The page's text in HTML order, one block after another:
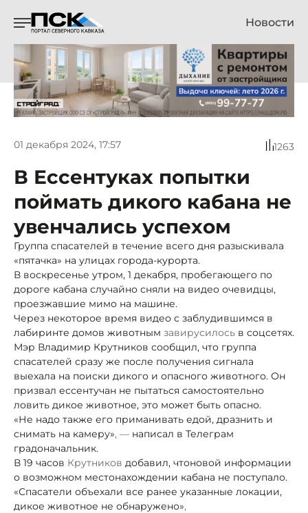
Новости
01 декабря 2024, 17:57 1263
В Ессентуках попытки
поймать дикого кабана не
увенчались успехом
Группа спасателей в течение всего дня разыскивала
«пятачка» на улицах города-курорта.
В воскресенье утром, 1 декабря, пробегающего по
дороге кабана случайно сняли на видео очевидцы,
проезжавшие мимо на машине.
Через некоторое время видео с заблудившимся в
лабиринте домов животным завирусилось в соцсетях.
Мэр Владимир Крутников сообщил, что группа
спасателей сразу же после получения сигнала
выехала на поиски дикого и опасного животного. Он
призвал ессентучан не пытаться самостоятельно
ловить дикое животное, это может быть опасно.
«Не надо также его приманивать едой, дразнить и
снимать на камеру», — написал в Телеграм
градоначальник.
В 19 часов Крутников добавил, чтоновой информации
о возможном местонахождении кабана не поступало.
«Спасатели объехали все ранее указанные локации,
дикое животное не обнаружено»,